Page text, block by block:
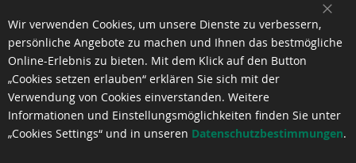
Wir versorgen Sie mit Know-how und kreativen Konzepten
aus unserer engen Zusammenarbeit mit Herstellern,
Druckindustrie und der Kreativbranche. Wir liefern Ihnen die
richtige Portion Wissen und Zeitgeist und sind Ihr Experte für
Just-in-time, Overnight oder auch mal „jetzt gleich“. Wir
finden mit Ihnen zuverlässig und schnell passende Produkte
für Ihr Projekt, Ihre Aufgabe, Ihr Vorhaben. Mit unseren
Wir verwenden Cookies, um unsere Dienste zu verbessern,
persönliche Angebote zu machen und Ihnen das bestmögliche
Online-Erlebnis zu bieten. Mit dem Klick auf den Button
„Cookies setzen erlauben“ erklären Sie sich mit der
Verwendung von Cookies einverstanden. Weitere
Informationen und Einstellungsmöglichkeiten finden Sie unter
„Cookies Settings“ und in unseren Datenschutzbestimmungen.